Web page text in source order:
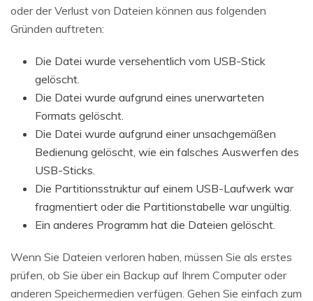
oder der Verlust von Dateien können aus folgenden
Gründen auftreten:
Die Datei wurde versehentlich vom USB-Stick
gelöscht.
Die Datei wurde aufgrund eines unerwarteten
Formats gelöscht.
Die Datei wurde aufgrund einer unsachgemäßen
Bedienung gelöscht, wie ein falsches Auswerfen des
USB-Sticks.
Die Partitionsstruktur auf einem USB-Laufwerk war
fragmentiert oder die Partitionstabelle war ungültig.
Ein anderes Programm hat die Dateien gelöscht.
Wenn Sie Dateien verloren haben, müssen Sie als erstes
prüfen, ob Sie über ein Backup auf Ihrem Computer oder
anderen Speichermedien verfügen. Gehen Sie einfach zum